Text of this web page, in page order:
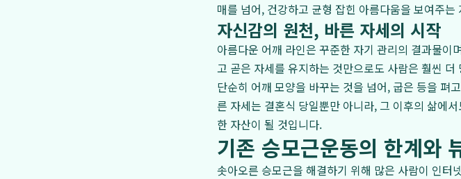
매를 넘어, 건강하고 균형 잡힌 아름다움을 보여주는
자신감의 원천, 바른 자세의 시작
아름다운 어깨 라인은 꾸준한 자기 관리의 결과물
고 곧은 자세를 유지하는 것만으로도 사람은 훨씬
단순히 어깨 모양을 바꾸는 것을 넘어, 굽은 등을 펴
른 자세는 결혼식 당일뿐만 아니라, 그 이후의 삶에
한 자산이 될 것입니다.
기존 승모근운동의 한계와
솟아오른 승모근을 해결하기 위해 많은 사람이 인